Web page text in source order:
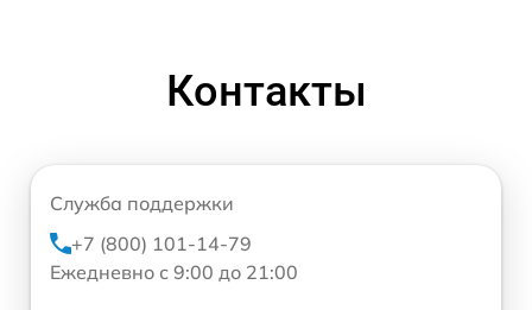
Контакты
Служба поддержки
+7 (800) 101-14-79
Ежедневно с 9:00 до 21:00